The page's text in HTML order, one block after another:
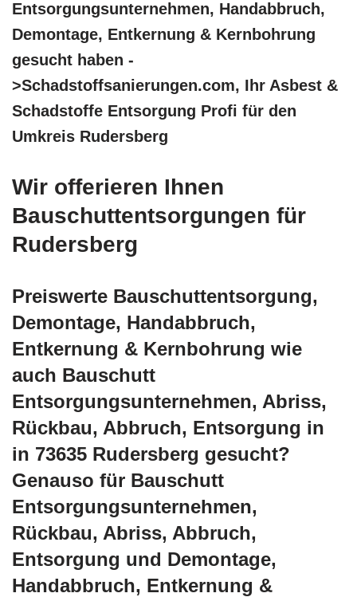
Entsorgungsunternehmen, Handabbruch,
Demontage, Entkernung & Kernbohrung
gesucht haben -
>Schadstoffsanierungen.com, Ihr Asbest &
Schadstoffe Entsorgung Profi für den
Umkreis Rudersberg
Wir offerieren Ihnen
Bauschuttentsorgungen für
Rudersberg
Preiswerte Bauschuttentsorgung,
Demontage, Handabbruch,
Entkernung & Kernbohrung wie
auch Bauschutt
Entsorgungsunternehmen, Abriss,
Rückbau, Abbruch, Entsorgung in
in 73635 Rudersberg gesucht?
Genauso für Bauschutt
Entsorgungsunternehmen,
Rückbau, Abriss, Abbruch,
Entsorgung und Demontage,
Handabbruch, Entkernung &